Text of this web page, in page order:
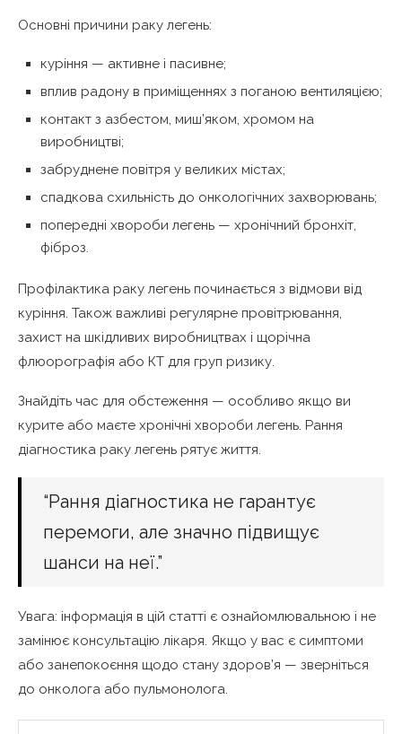
Основні причини раку легень:
куріння — активне і пасивне;
вплив радону в приміщеннях з поганою вентиляцією;
контакт з азбестом, миш’яком, хромом на
виробництві;
забруднене повітря у великих містах;
спадкова схильність до онкологічних захворювань;
попередні хвороби легень — хронічний бронхіт,
фіброз.
Профілактика раку легень починається з відмови від
куріння. Також важливі регулярне провітрювання,
захист на шкідливих виробництвах і щорічна
флюорографія або КТ для груп ризику.
Знайдіть час для обстеження — особливо якщо ви
курите або маєте хронічні хвороби легень. Рання
діагностика раку легень рятує життя.
“Рання діагностика не гарантує
перемоги, але значно підвищує
шанси на неї.”
Увага: інформація в цій статті є ознайомлювальною і не
замінює консультацію лікаря. Якщо у вас є симптоми
або занепокоєння щодо стану здоров’я — зверніться
до онколога або пульмонолога.